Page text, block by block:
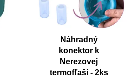
Náhradný
konektor k
Nerezovej
termofľaši - 2ks